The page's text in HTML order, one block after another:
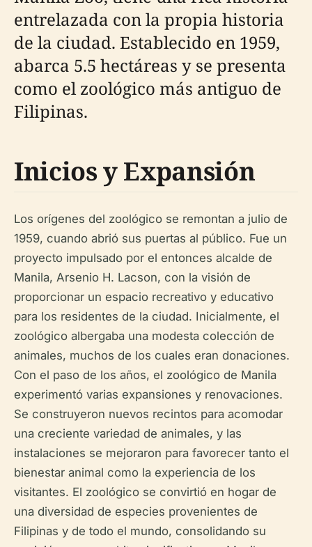
entrelazada con la propia historia
de la ciudad. Establecido en 1959,
abarca 5.5 hectáreas y se presenta
como el zoológico más antiguo de
Filipinas.
Inicios y Expansión
Los orígenes del zoológico se remontan a julio de
1959, cuando abrió sus puertas al público. Fue un
proyecto impulsado por el entonces alcalde de
Manila, Arsenio H. Lacson, con la visión de
proporcionar un espacio recreativo y educativo
para los residentes de la ciudad. Inicialmente, el
zoológico albergaba una modesta colección de
animales, muchos de los cuales eran donaciones.
Con el paso de los años, el zoológico de Manila
experimentó varias expansiones y renovaciones.
Se construyeron nuevos recintos para acomodar
una creciente variedad de animales, y las
instalaciones se mejoraron para favorecer tanto el
bienestar animal como la experiencia de los
visitantes. El zoológico se convirtió en hogar de
una diversidad de especies provenientes de
Filipinas y de todo el mundo, consolidando su